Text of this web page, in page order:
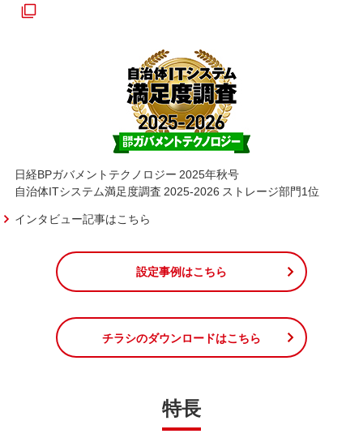
日経BPガバメントテクノロジー 2025年秋号
自治体ITシステム満足度調査 2025-2026 ストレージ部門1位
インタビュー記事はこちら
設定事例はこちら
チラシのダウンロードはこちら
特長